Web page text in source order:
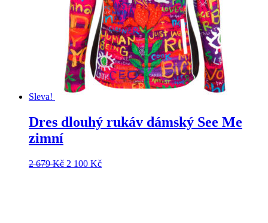
Sleva!
Dres dlouhý rukáv dámský See Me
zimní
2 679Kč Původní
2 100 KčAktuální